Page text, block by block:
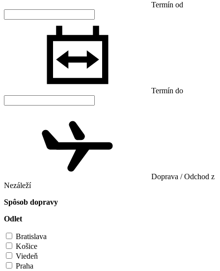
Termín od
Termín do
Doprava / Odchod z
Nezáleží
Spôsob dopravy
Odlet
Bratislava
Košice
Viedeň
Praha